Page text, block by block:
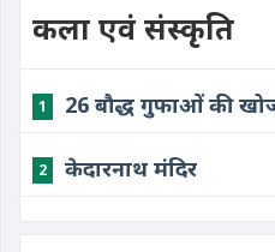
कला एवं संस्कृति
1 26 बौद्ध गुफाओं की
2 केदारनाथ मंदिर